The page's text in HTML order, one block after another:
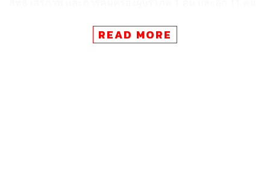
READ MORE